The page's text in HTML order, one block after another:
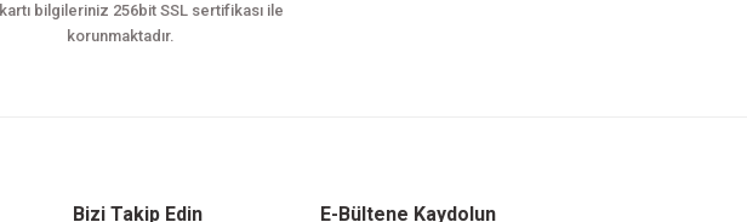
bilgileriniz 256bit SSL sertifikası ile
korunmaktadır.
Bizi Takip Edin E-Bültene Kaydolun